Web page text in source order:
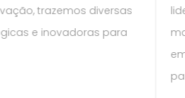
trazemos diversas
e inovadoras para